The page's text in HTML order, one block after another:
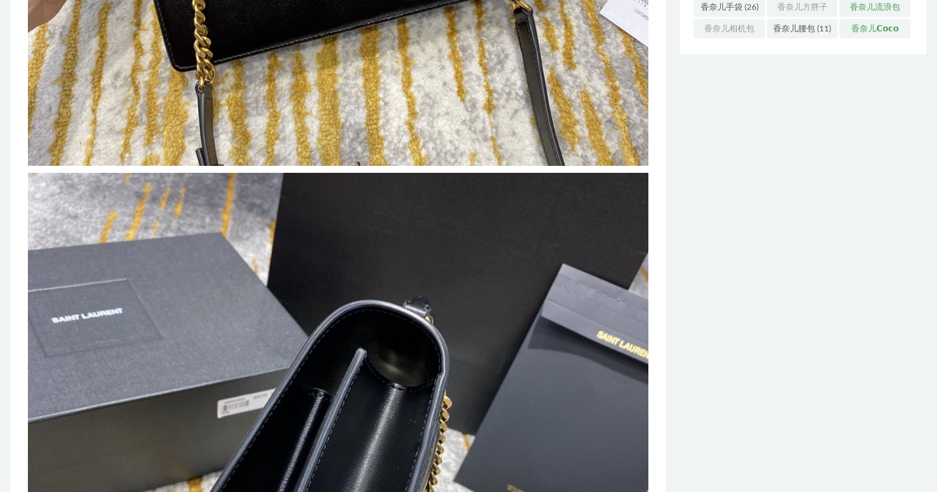
(13) (55) (10)
香奈儿手袋(26) 香奈儿方胖子
(11)
香奈儿流浪包
(10)
香奈儿相机包 香奈儿腰包 (11) 香奈儿𝗖𝗼𝗰𝗼